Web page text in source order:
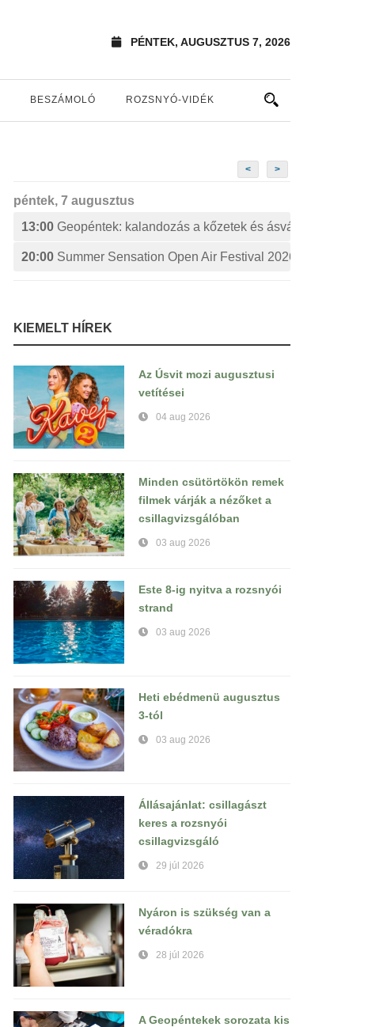
PÉNTEK, AUGUSZTUS 7, 2026
BESZÁMOLÓ ROZSNYÓ-VIDÉK
< >
péntek, 7 augusztus
13:00 Geopéntek: kalandozás a kőzetek és ásványok izgalmas
20:00 Summer Sensation Open Air Festival 2026:
KIEMELT HÍREK
Az Úsvit mozi augusztusi
vetítései
04 aug 2026
Minden csütörtökön remek
filmek várják a nézőket a
csillagvizsgálóban
03 aug 2026
Este 8-ig nyitva a rozsnyói
strand
03 aug 2026
Heti ebédmenü augusztus
3-tól
03 aug 2026
Állásajánlat: csillagászt
keres a rozsnyói
csillagvizsgáló
29 júl 2026
Nyáron is szükség van a
véradókra
28 júl 2026
A Geopéntekek sorozata kis